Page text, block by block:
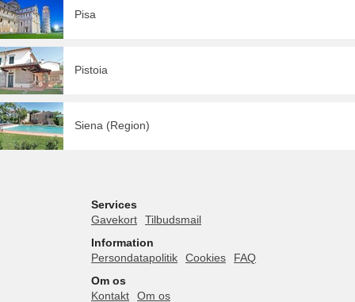
Pisa
Pistoia
Siena (Region)
Services
Gavekort
Tilbudsmail
Information
Persondatapolitik
Cookies
FAQ
Om os
Kontakt
Om os